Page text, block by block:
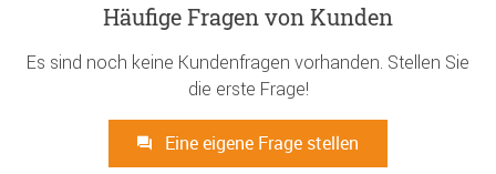
Häufige Fragen von Kunden
Es sind noch keine Kundenfragen vorhanden. Stellen Sie
die erste Frage!
Eine eigene Frage stellen